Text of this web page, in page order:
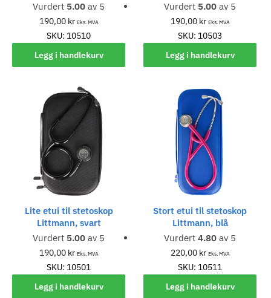
Vurdert 5.00 av 5
190,00 kr Eks. MVA
SKU: 10510
Legg i handlekurv
Vurdert 5.00 av 5
190,00 kr Eks. MVA
SKU: 10503
Legg i handlekurv
Lite etui til stetoskop
Littmann, svart
Vurdert 5.00 av 5
190,00 kr Eks. MVA
SKU: 10501
Legg i handlekurv
Stort etui til stetoskop
Littmann, blå
Vurdert4.80 av 5
220,00 kr Eks. MVA
SKU: 10511
Legg i handlekurv